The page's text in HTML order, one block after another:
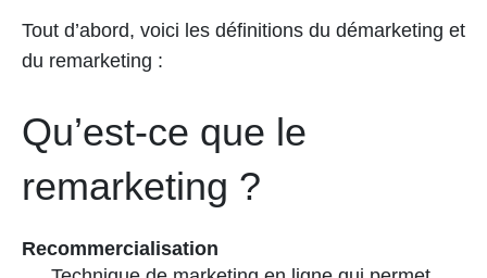
Tout d’abord, voici les définitions du démarketing et
du remarketing :
Qu’est-ce que le
remarketing ?
Recommercialisation